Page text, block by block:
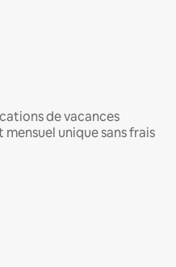
de vacances
unique sans frais